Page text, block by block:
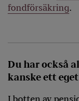
fondförsäkring.
Du har också
kanske ett